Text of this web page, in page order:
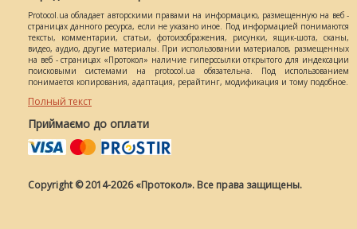
Protocol.ua обладает авторскими правами на информацию, размещенную на веб -
страницах данного ресурса, если не указано иное. Под информацией понимаются
тексты, комментарии, статьи, фотоизображения, рисунки, ящик-шота, сканы,
видео, аудио, другие материалы. При использовании материалов, размещенных
на веб - страницах «Протокол» наличие гиперссылки открытого для индексации
поисковыми системами на protocol.ua обязательна. Под использованием
понимается копирования, адаптация, рерайтинг, модификация и тому подобное.
Полный текст
Приймаємо до оплати
Copyright © 2014-2026 «Протокол». Все права защищены.